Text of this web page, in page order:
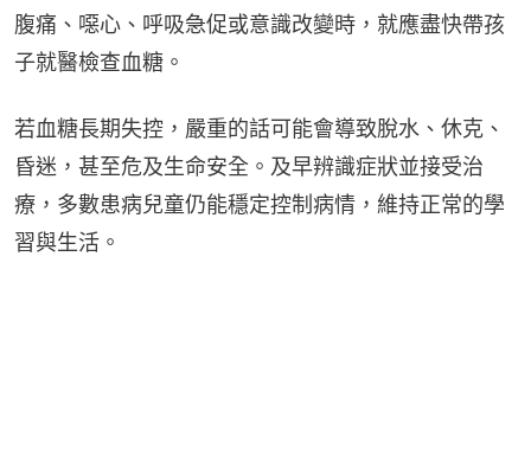
腹痛、噁心、呼吸急促或意識改變時，就應盡快帶孩
子就醫檢查血糖。
若血糖長期失控，嚴重的話可能會導致脫水、休克、
昏迷，甚至危及生命安全。及早辨識症狀並接受治
療，多數患病兒童仍能穩定控制病情，維持正常的學
習與生活。